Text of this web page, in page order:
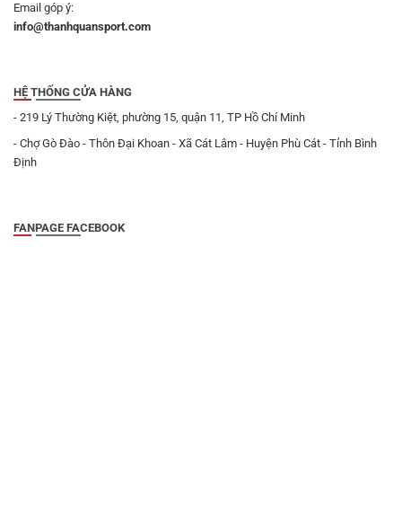
Email góp ý:
info@thanhquansport.com
HỆ THỐNG CỬA HÀNG
- 219 Lý Thường Kiệt, phường 15, quận 11, TP Hồ Chí Minh
- Chợ Gò Đào - Thôn Đại Khoan - Xã Cát Lâm - Huyện Phù Cát - Tỉnh Bình
Định
FANPAGE FACEBOOK